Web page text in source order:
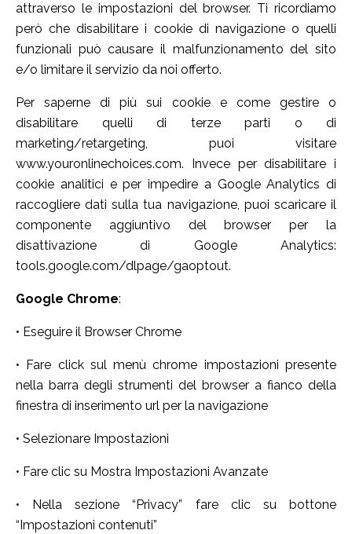
attraverso le impostazioni del browser. Ti ricordiamo
però che disabilitare i cookie di navigazione o quelli
funzionali può causare il malfunzionamento del sito
e/o limitare il servizio da noi offerto.
Per saperne di più sui cookie e come gestire o
disabilitare quelli di terze parti o di
marketing/retargeting, puoi visitare
www.youronlinechoices.com. Invece per disabilitare i
cookie analitici e per impedire a Google Analytics di
raccogliere dati sulla tua navigazione, puoi scaricare il
componente aggiuntivo del browser per la
disattivazione di Google Analytics:
tools.google.com/dlpage/gaoptout.
Google Chrome:
• Eseguire il Browser Chrome
• Fare click sul menù chrome impostazioni presente
nella barra degli strumenti del browser a fianco della
finestra di inserimento url per la navigazione
• Selezionare Impostazioni
• Fare clic su Mostra Impostazioni Avanzate
• Nella sezione “Privacy” fare clic su bottone
“Impostazioni contenuti”